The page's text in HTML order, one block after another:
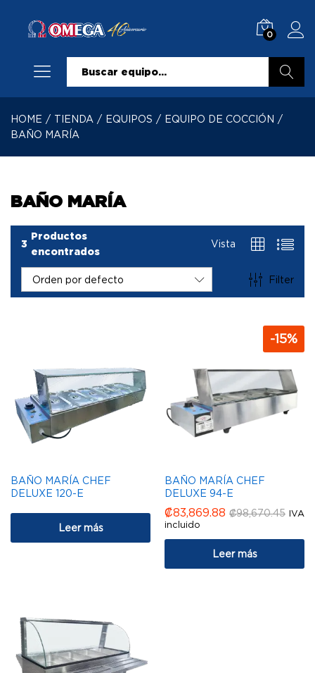
0
HOME / TIENDA / EQUIPOS / EQUIPO DE COCCIÓN /
BAÑO MARÍA
BAÑO MARÍA
3
Productos
encontrados
Vista
Filter
Orden por defecto
BAÑO MARÍA CHEF
DELUXE 120-E
Leer más
-15%
BAÑO MARÍA CHEF
DELUXE 94-E
₡83,869.88 ₡98,670.45 IVA
incluido
Leer más